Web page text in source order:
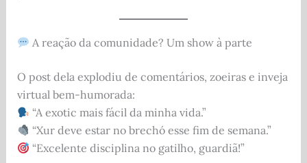
A reação da comunidade? Um show à parte
O post dela explodiu de comentários, zoeiras e inveja
virtual bem-humorada:
“A exotic mais fácil da minha vida.”
“Xur deve estar no brechó esse fim de semana.”
“Excelente disciplina no gatilho, guardiã!”